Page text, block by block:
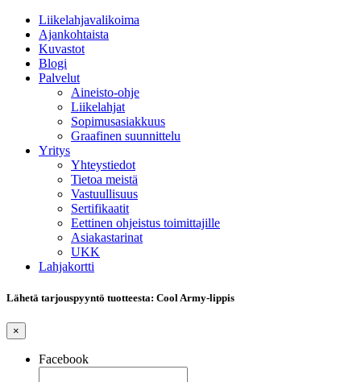
Liikelahjavalikoima
Ajankohtaista
Kuvastot
Blogi
Palvelut
Aineisto-ohje
Liikelahjat
Sopimusasiakkuus
Graafinen suunnittelu
Yritys
Yhteystiedot
Tietoa meistä
Vastuullisuus
Sertifikaatit
Eettinen ohjeistus toimittajille
Asiakastarinat
UKK
Lahjakortti
Lähetä tarjouspyyntö tuotteesta: Cool Army-lippis
×
Facebook